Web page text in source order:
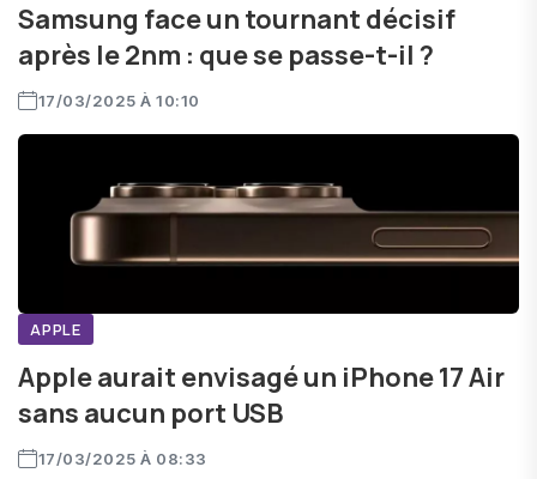
Samsung face un tournant décisif
après le 2nm : que se passe-t-il ?
17/03/2025 À 10:10
APPLE
Apple aurait envisagé un iPhone 17 Air
sans aucun port USB
17/03/2025 À 08:33